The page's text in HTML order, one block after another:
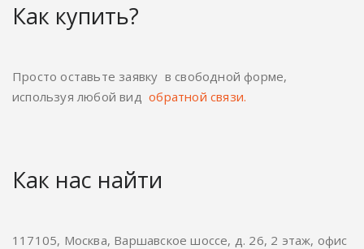
Как купить?
Просто оставьте заявку в свободной форме,
используя любой видобратной связи.
Как нас найти
117105, Москва, Варшавское шоссе, д. 26, 2 этаж, офис